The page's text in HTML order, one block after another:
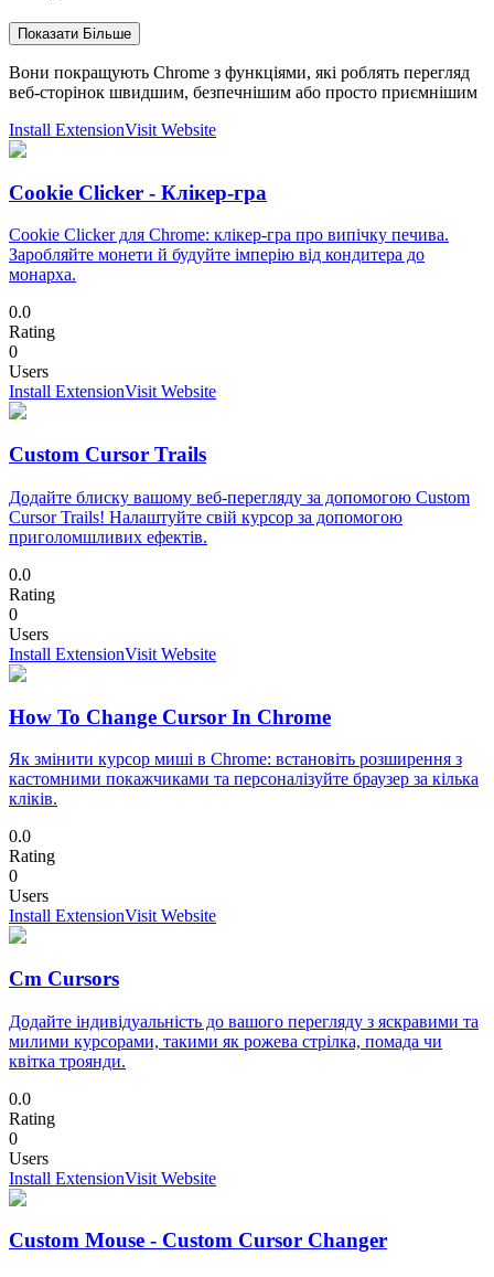
Показати Більше
Вони покращують Chrome з функціями, які роблять перегляд
веб-сторінок швидшим, безпечнішим або просто приємнішим
Install ExtensionVisit Website
Cookie Clicker - Клікер-гра
Cookie Clicker для Chrome: клікер-гра про випічку печива.
Заробляйте монети й будуйте імперію від кондитера до
монарха.
0.0
Rating
0
Users
Install ExtensionVisit Website
Custom Cursor Trails
Додайте блиску вашому веб-перегляду за допомогою Custom
Cursor Trails! Налаштуйте свій курсор за допомогою
приголомшливих ефектів.
0.0
Rating
0
Users
Install ExtensionVisit Website
How To Change Cursor In Chrome
Як змінити курсор миші в Chrome: встановіть розширення з
кастомними покажчиками та персоналізуйте браузер за кілька
кліків.
0.0
Rating
0
Users
Install ExtensionVisit Website
Cm Cursors
Додайте індивідуальність до вашого перегляду з яскравими та
милими курсорами, такими як рожева стрілка, помада чи
квітка троянди.
0.0
Rating
0
Users
Install ExtensionVisit Website
Custom Mouse - Custom Cursor Changer